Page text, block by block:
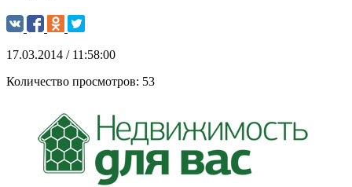
17.03.2014 / 11:58:00
Количество просмотров: 53